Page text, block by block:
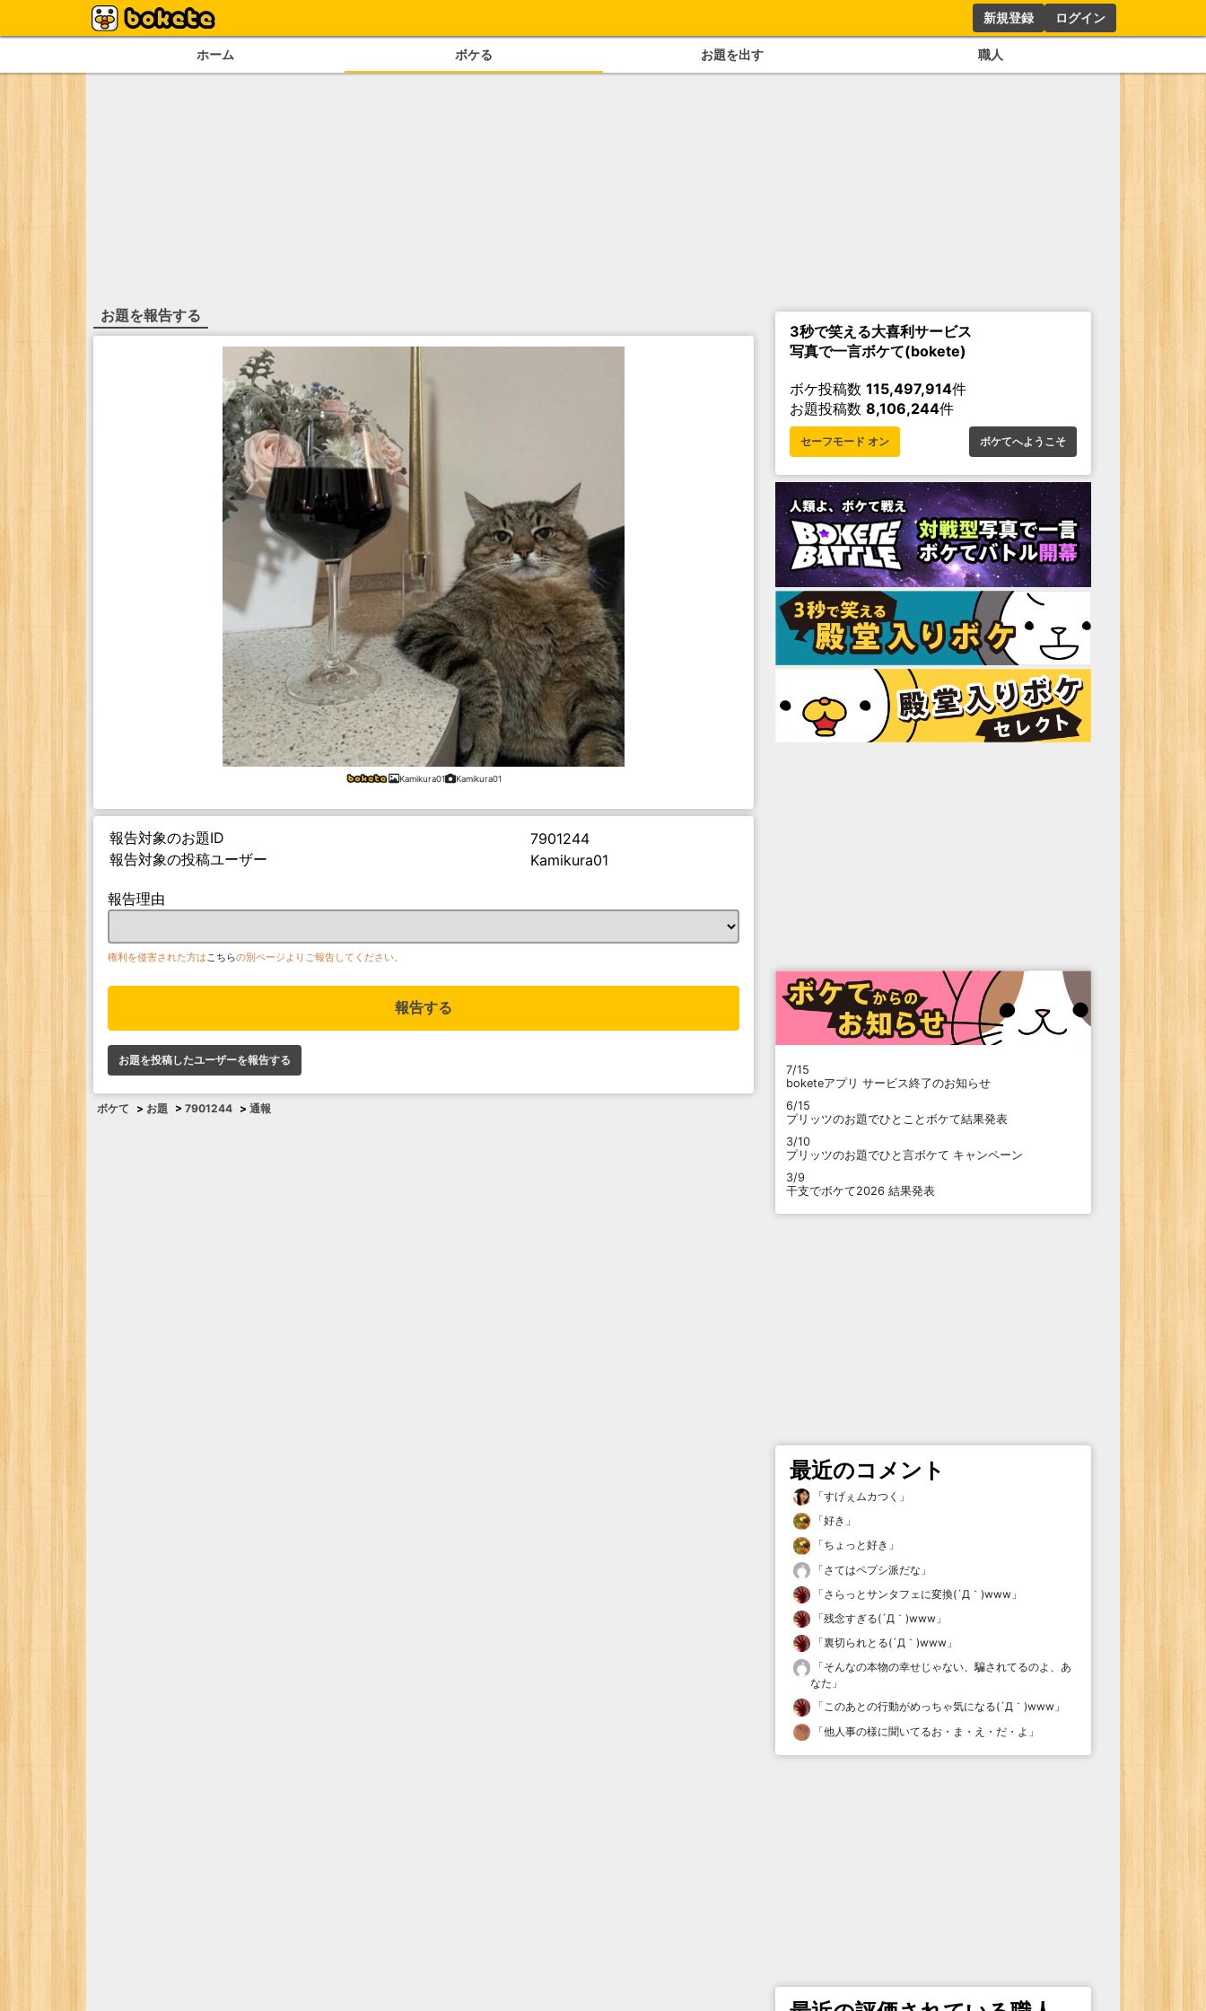
新規登録 ログイン
ホーム ボケる お題を出す 職人
お題を報告する
Kamikura01 Kamikura01
報告対象のお題ID
7901244
報告対象の投稿ユーザー
Kamikura01
報告理由
権利を侵害された方はこちらの別ページよりご報告してください。
報告する
お題を投稿したユーザーを報告する
ボケて > お題 > 7901244 > 通報
3秒で笑える大喜利サービス
写真で一言ボケて(bokete)
ボケ投稿数 115,497,914件
お題投稿数 8,106,244件
セーフモード オン ボケてへようこそ
7/15
boketeアプリ サービス終了のお知らせ
6/15
プリッツのお題でひとことボケて結果発表
3/10
プリッツのお題でひと言ボケて キャンペーン
3/9
干支でボケて2026 結果発表
最近のコメント
「すげぇムカつく 」
「好き 」
「ちょっと好き 」
「さてはペプシ派だな 」
「さらっとサンタフェに変換(´Д｀)www 」
「残念すぎる(´Д｀)www 」
「裏切られとる(´Д｀)www 」
「そんなの本物の幸せじゃない、騙されてるのよ、あ
なた 」
「このあとの行動がめっちゃ気になる(´Д｀)www 」
「他人事の様に聞いてるお・ま・え・だ・よ 」